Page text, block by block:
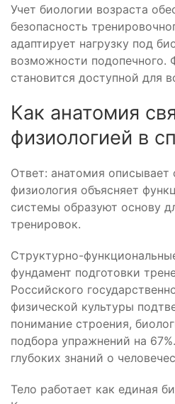
Учет биологии возраста
безопасность
адаптирует нагрузку под
возможности подопечного.
становится доступной для
Как анатомия
физиологией в
Ответ: анатомия описывает
физиология объясняет
системы образуют основу
тренировок.
Структурно-
фундамент подготовки
Российского
физической культуры
понимание строения,
подбора упражнений на
глубоких знаний о
Тело работает как единая